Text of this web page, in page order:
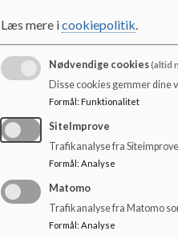
28. januar
18. marts
6. maj 2026
10. juni
Herudover
Læs mere icookiepolitik.
Nødvendige cookies(altid
Disse cookies gemmer dine
Formål : Funktionalitet
SiteImprove
Trafikanalyse fra
Formål : Analyse
Matomo
Trafikanalyse fra Matomo
Formål: Analyse